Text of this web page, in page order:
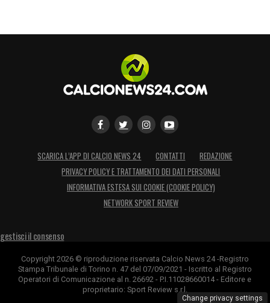
SCARICA L’APP DI CALCIO NEWS 24 CONTATTI
REDAZIONE
PRIVACY POLICY E TRATTAMENTO DEI DATI PERSONALI
INFORMATIVA ESTESA SUI COOKIE (COOKIE POLICY)
NETWORK SPORT REVIEW
gestisci il consenso
Copyright 2026 © riproduzione riservata Calcio News 24 -Registro
Stampa Tribunale di Torino n. 47 del 07/09/2021 - Iscritto al Registro
Operatori di Comunicazione al n. 26692 - P.I.11028660014 - Editore e
proprietario: Sport Review s.r.l.
Change privacy settings